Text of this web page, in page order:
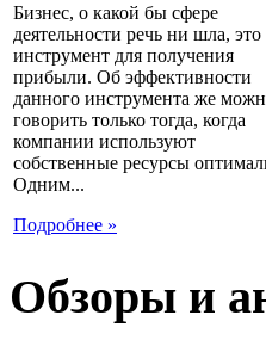
Бизнес, о какой бы сфере
деятельности речь ни шла, это
инструмент для получения
прибыли. Об эффективности
данного инструмента же
говорить только тогда, когда
компании используют
собственные ресурсы
Одним...
Подробнее »
Обзоры и